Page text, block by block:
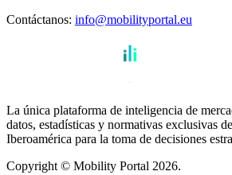
Contáctanos: info@mobilityportal.eu
La única plataforma de inteligencia de
datos, estadísticas y normativas exclusivas
Iberoamérica para la toma de decisiones
Copyright © Mobility Portal 2026.